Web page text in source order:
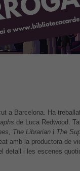
a Barcelona. Ha
de Luca Redwood.
The Librarian i The
amb la productora de
detall i les escenes
web
lloc
la